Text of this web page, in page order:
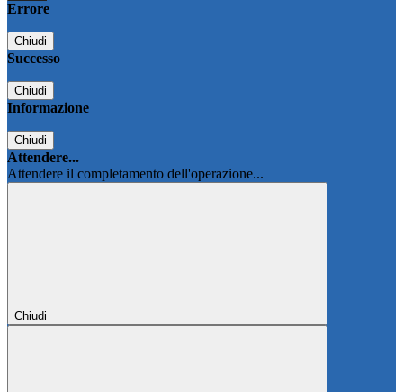
Errore
Chiudi
Successo
Chiudi
Informazione
Chiudi
Attendere...
Attendere il completamento dell'operazione...
Chiudi